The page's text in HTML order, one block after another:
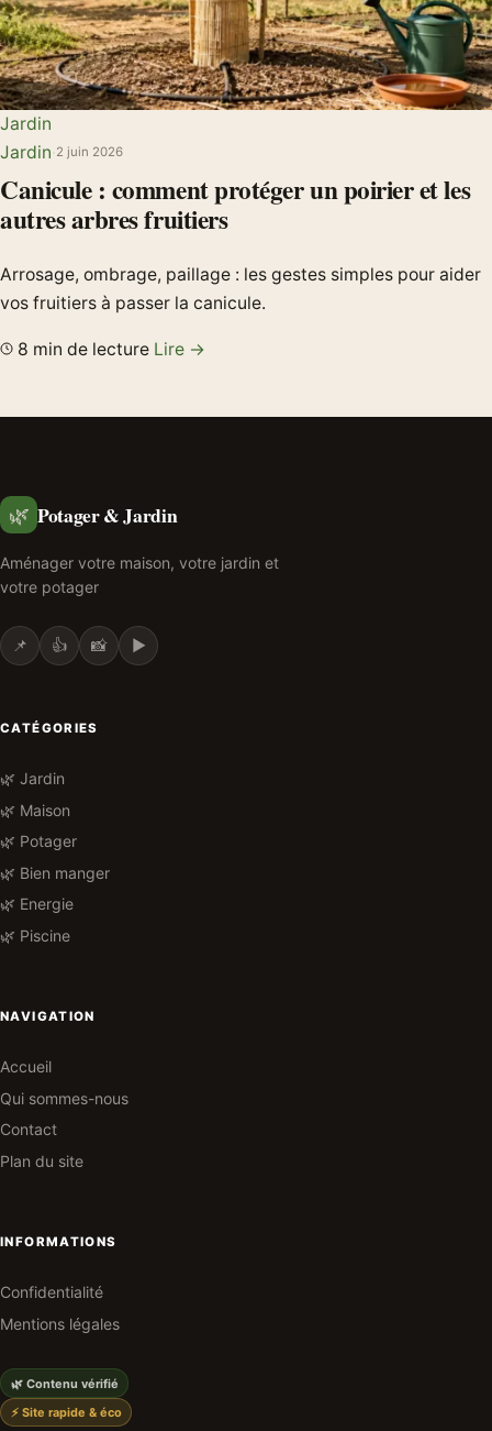
Jardin
Jardin 2 juin 2026
Canicule : comment protéger un poirier et les
autres arbres fruitiers
Arrosage, ombrage, paillage : les gestes simples pour aider
vos fruitiers à passer la canicule.
8 min de lecture Lire →
🌿 Potager & Jardin
Aménager votre maison, votre jardin et
votre potager
📌 👍 📸 ▶️
CATÉGORIES
🌿 Jardin
🌿 Maison
🌿 Potager
🌿 Bien manger
🌿 Energie
🌿 Piscine
NAVIGATION
Accueil
Qui sommes-nous
Contact
Plan du site
INFORMATIONS
Confidentialité
Mentions légales
🌿 Contenu vérifié
⚡ Site rapide & éco